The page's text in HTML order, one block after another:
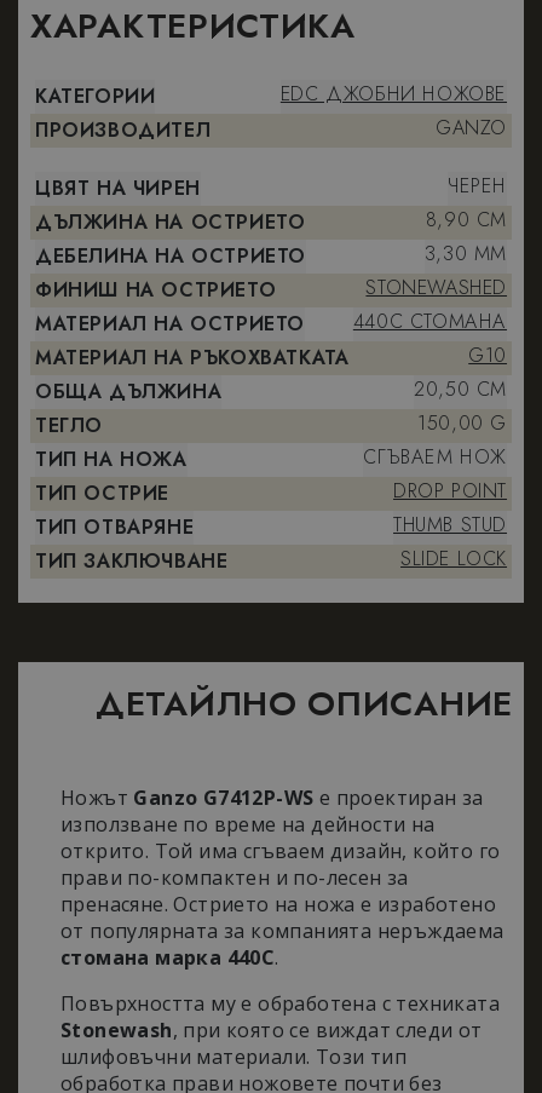
ХАРАКТЕРИСТИКА
КАТЕГОРИИ
EDC ДЖОБНИ НОЖОВЕ
ПРОИЗВОДИТЕЛ
GANZO
ЦВЯТ НА ЧИРЕН
ЧЕРЕН
ДЪЛЖИНА НА ОСТРИЕТО
8,90 CM
ДЕБЕЛИНА НА ОСТРИЕТО
3,30 MM
ФИНИШ НА ОСТРИЕТО
STONEWASHED
МАТЕРИАЛ НА ОСТРИЕТО
440C СТОМАНА
МАТЕРИАЛ НА РЪКОХВАТКАТА
G10
ОБЩА ДЪЛЖИНА
20,50 CM
ТЕГЛО
150,00 G
ТИП НА НОЖА
СГЪВАЕМ НОЖ
ТИП ОСТРИЕ
DROP POINT
ТИП ОТВАРЯНЕ
THUMB STUD
ТИП ЗАКЛЮЧВАНЕ
SLIDE LOCK
ДЕТАЙЛНО ОПИСАНИЕ
Ножът Ganzo G7412P-WS е проектиран за
използване по време на дейности на
открито. Той има сгъваем дизайн, който го
прави по-компактен и по-лесен за
пренасяне. Острието на ножа е изработено
от популярната за компанията неръждаема
стомана марка 440C.
Повърхността му е обработена с техниката
Stonewash, при която се виждат следи от
шлифовъчни материали. Този тип
обработка прави ножовете почти без